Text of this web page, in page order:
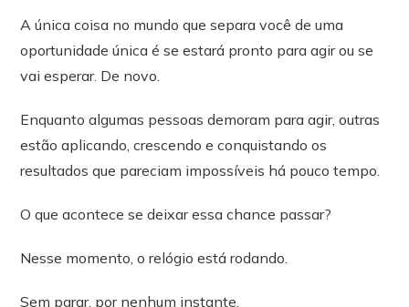
A única coisa no mundo que separa você de uma
oportunidade única é se estará pronto para agir ou se
vai esperar. De novo.
Enquanto algumas pessoas demoram para agir, outras
estão aplicando, crescendo e conquistando os
resultados que pareciam impossíveis há pouco tempo.
O que acontece se deixar essa chance passar?
Nesse momento, o relógio está rodando.
Sem parar, por nenhum instante.